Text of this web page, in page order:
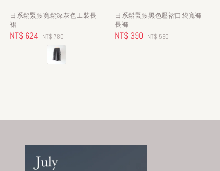
日系鬆緊腰寬鬆深灰色工裝長
裙
Sale
NT$ 624 Regular
price
NT$ 780
日系鬆緊腰黑色壓褶口袋寬褲
長褲
Sale
NT$ 390 Regular
NT$ 590